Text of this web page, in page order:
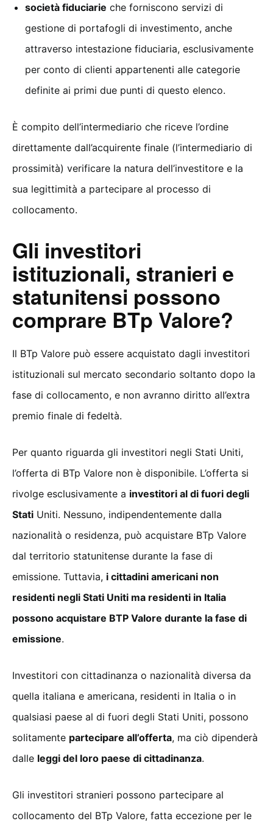
società fiduciarie che forniscono servizi di
gestione di portafogli di investimento, anche
attraverso intestazione fiduciaria, esclusivamente
per conto di clienti appartenenti alle categorie
definite ai primi due punti di questo elenco.
È compito dell’intermediario che riceve l’ordine
direttamente dall’acquirente finale (l’intermediario di
prossimità) verificare la natura dell’investitore e la
sua legittimità a partecipare al processo di
collocamento.
Gli investitori
istituzionali, stranieri e
statunitensi possono
comprare BTp Valore?
Il BTp Valore può essere acquistato dagli investitori
istituzionali sul mercato secondario soltanto dopo la
fase di collocamento, e non avranno diritto all’extra
premio finale di fedeltà.
Per quanto riguarda gli investitori negli Stati Uniti,
l’offerta di BTp Valore non è disponibile. L’offerta si
rivolge esclusivamente a investitori al di fuori degli
Stati Uniti. Nessuno, indipendentemente dalla
nazionalità o residenza, può acquistare BTp Valore
dal territorio statunitense durante la fase di
emissione. Tuttavia, i cittadini americani non
residenti negli Stati Uniti ma residenti in Italia
possono acquistare BTP Valore durante la fase di
emissione.
Investitori con cittadinanza o nazionalità diversa da
quella italiana e americana, residenti in Italia o in
qualsiasi paese al di fuori degli Stati Uniti, possono
solitamente partecipare all’offerta, ma ciò dipenderà
dalle leggi del loro paese di cittadinanza.
Gli investitori stranieri possono partecipare al
collocamento del BTp Valore, fatta eccezione per le